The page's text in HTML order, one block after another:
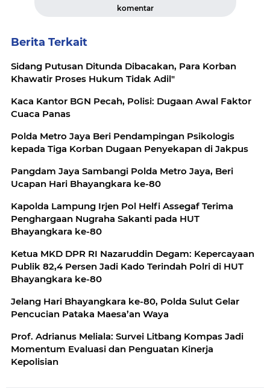
komentar
Berita Terkait
Sidang Putusan Ditunda Dibacakan, Para Korban
Khawatir Proses Hukum Tidak Adil"
Kaca Kantor BGN Pecah, Polisi: Dugaan Awal Faktor
Cuaca Panas
Polda Metro Jaya Beri Pendampingan Psikologis
kepada Tiga Korban Dugaan Penyekapan di Jakpus
Pangdam Jaya Sambangi Polda Metro Jaya, Beri
Ucapan Hari Bhayangkara ke-80
Kapolda Lampung Irjen Pol Helfi Assegaf Terima
Penghargaan Nugraha Sakanti pada HUT
Bhayangkara ke-80
Ketua MKD DPR RI Nazaruddin Degam: Kepercayaan
Publik 82,4 Persen Jadi Kado Terindah Polri di HUT
Bhayangkara ke-80
Jelang Hari Bhayangkara ke-80, Polda Sulut Gelar
Pencucian Pataka Maesa’an Waya
Prof. Adrianus Meliala: Survei Litbang Kompas Jadi
Momentum Evaluasi dan Penguatan Kinerja
Kepolisian